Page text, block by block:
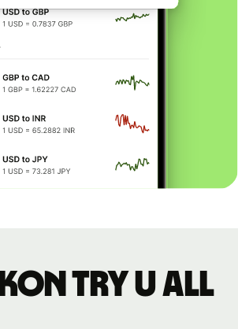
TRY u ALL